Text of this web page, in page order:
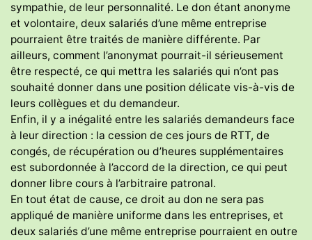
sympathie, de leur personnalité. Le don étant anonyme
et volontaire, deux salariés d’une même entreprise
pourraient être traités de manière différente. Par
ailleurs, comment l’anonymat pourrait-il sérieusement
être respecté, ce qui mettra les salariés qui n’ont pas
souhaité donner dans une position délicate vis-à-vis de
leurs collègues et du demandeur.
Enfin, il y a inégalité entre les salariés demandeurs face
à leur direction : la cession de ces jours de RTT, de
congés, de récupération ou d’heures supplémentaires
est subordonnée à l’accord de la direction, ce qui peut
donner libre cours à l’arbitraire patronal.
En tout état de cause, ce droit au don ne sera pas
appliqué de manière uniforme dans les entreprises, et
deux salariés d’une même entreprise pourraient en outre